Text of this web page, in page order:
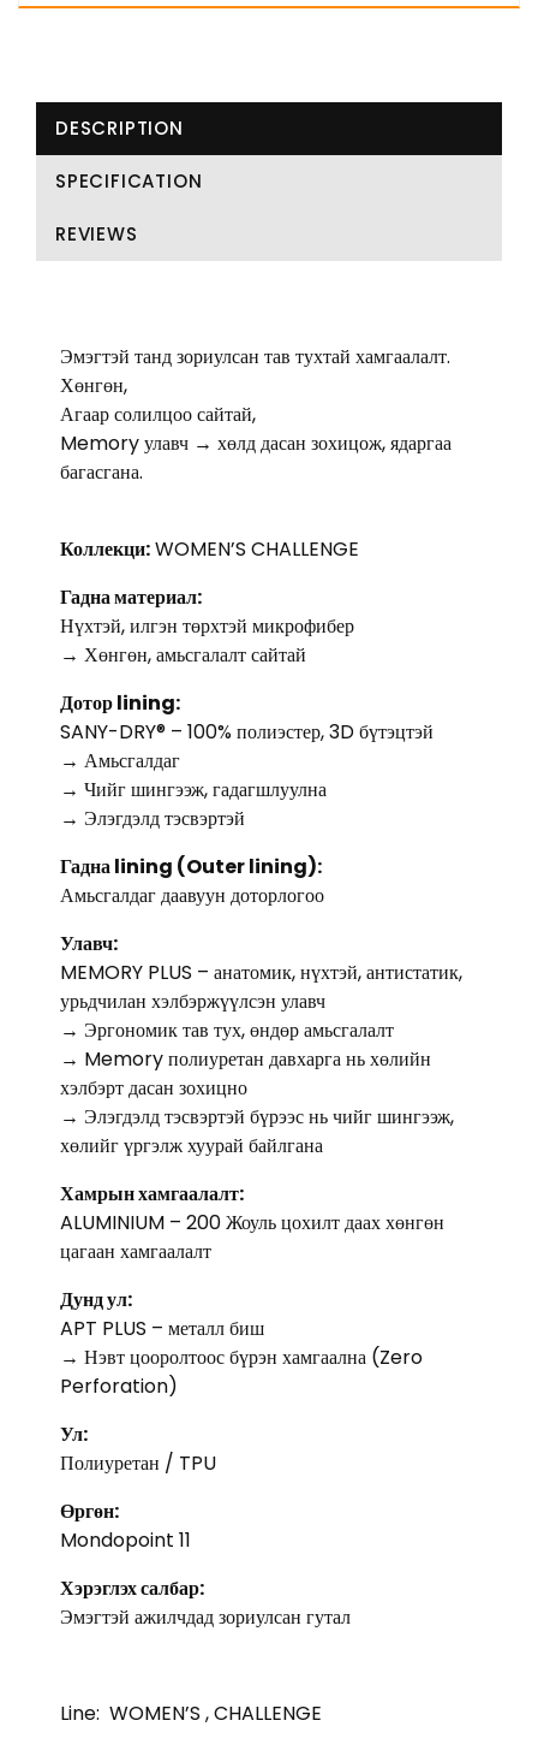
DESCRIPTION
SPECIFICATION
REVIEWS
Эмэгтэй танд зориулсан тав тухтай хамгаалалт.
Хөнгөн,
Агаар солилцоо сайтай,
Memory улавч → хөлд дасан зохицож, ядаргаа
багасгана.
Коллекци:WOMEN’S CHALLENGE
Гадна материал:
Нүхтэй, илгэн төрхтэй микрофибер
→ Хөнгөн, амьсгалалт сайтай
Дотор lining:
SANY-DRY® – 100% полиэстер, 3D бүтэцтэй
→ Амьсгалдаг
→ Чийг шингээж, гадагшлуулна
→ Элэгдэлд тэсвэртэй
Гадна lining (Outer lining):
Амьсгалдаг даавуун доторлогоо
Улавч:
MEMORY PLUS – анатомик, нүхтэй, антистатик,
урьдчилан хэлбэржүүлсэн улавч
→ Эргономик тав тух, өндөр амьсгалалт
→ Memory полиуретан давхарга нь хөлийн
хэлбэрт дасан зохицно
→ Элэгдэлд тэсвэртэй бүрээс нь чийг шингээж,
хөлийг үргэлж хуурай байлгана
Хамрын хамгаалалт:
ALUMINIUM – 200 Жоуль цохилт даах хөнгөн
цагаан хамгаалалт
Дунд ул:
APT PLUS – металл биш
→ Нэвт цооролтоос бүрэн хамгаална (Zero
Perforation)
Ул:
Полиуретан / TPU
Өргөн:
Mondopoint 11
Хэрэглэх салбар:
Эмэгтэй ажилчдад зориулсан гутал
Line: WOMEN’S , CHALLENGE